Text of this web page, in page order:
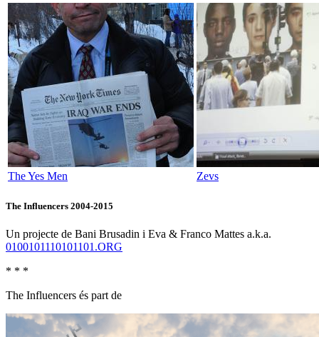
The Yes Men Zevs
The Influencers 2004-2015
Un projecte de Bani Brusadin i Eva & Franco Mattes a.k.a.
0100101110101101.ORG
* * *
The Influencers és part de